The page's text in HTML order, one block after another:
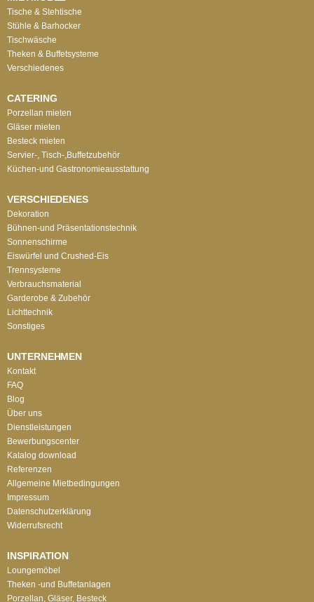
Tische & Stehtische
Stühle & Barhocker
Tischwäsche
Theken & Buffetsysteme
Verschiedenes
CATERING
Porzellan mieten
Gläser mieten
Besteck mieten
Servier-, Tisch-,Buffetzubehör
Küchen-und Gastronomieausstattung
VERSCHIEDENES
Dekoration
Bühnen-und Präsentationstechnik
Sonnenschirme
Eiswürfel und Crushed-Eis
Trennsysteme
Verbrauchsmaterial
Garderobe & Zubehör
Lichttechnik
Sonstiges
UNTERNEHMEN
Kontakt
FAQ
Blog
Über uns
Dienstleistungen
Bewerbungscenter
Katalog download
Referenzen
Allgemeine Mietbedingungen
Impressum
Datenschutzerklärung
Widerrufsrecht
INSPIRATION
Loungemöbel
Theken -und Buffetanlagen
Porzellan, Gläser, Besteck